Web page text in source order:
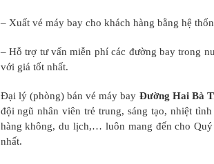
– Xuất vé máy bay cho khách hàng bằng hệ
– Hỗ trợ tư vấn miễn phí các đường bay trong
với giá tốt nhất.
Đại lý (phòng) bán vé máy bay Đường Hai Bà
đội ngũ nhân viên trẻ trung, sáng tạo, nhiệt
hàng không, du lịch,… luôn mang đến cho
nhất.